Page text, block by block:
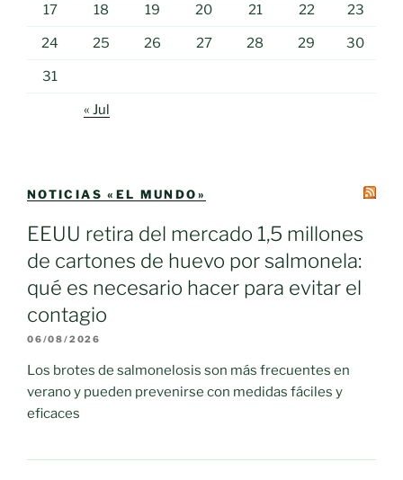
17 18 19 20 21 22 23
24 25 26 27 28 29 30
31
« Jul
NOTICIAS «EL MUNDO»
EEUU retira del mercado 1,5 millones
de cartones de huevo por salmonela:
qué es necesario hacer para evitar el
contagio
06/08/2026
Los brotes de salmonelosis son más frecuentes en
verano y pueden prevenirse con medidas fáciles y
eficaces